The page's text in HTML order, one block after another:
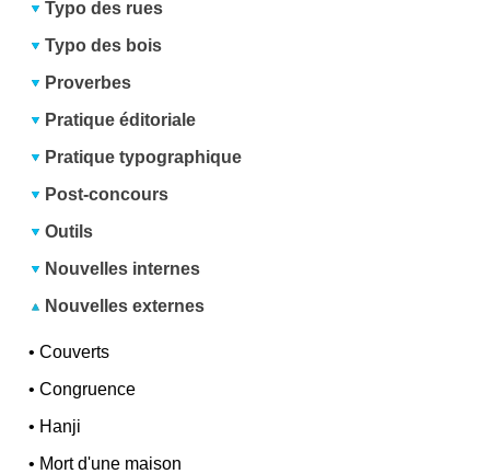
Typo des rues
Typo des bois
Proverbes
Pratique éditoriale
Pratique typographique
Post-concours
Outils
Nouvelles internes
Nouvelles externes
•Couverts
•Congruence
• Hanji
• Mort d'une maison